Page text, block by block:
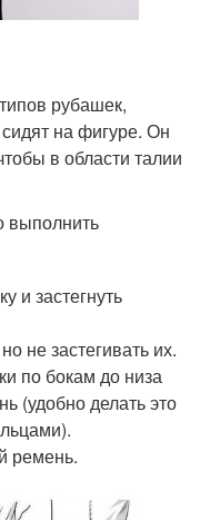
рубашек,
на фигуре. Он
в области талии
выполнить
и застегнуть
не застегивать их.
по бокам до низа
(удобно делать это
ремень.